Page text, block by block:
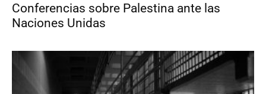
Conferencias sobre Palestina ante las
Naciones Unidas